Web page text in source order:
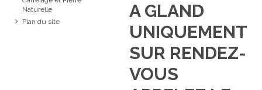
Naturelle
Plan du site
A GLAND
UNIQUEMENT
SUR RENDEZ-
VOUS